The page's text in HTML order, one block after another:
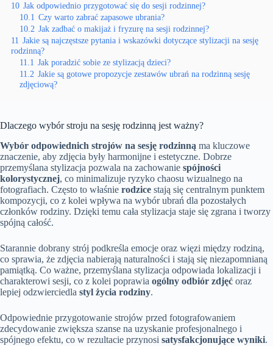
10 Jak odpowiednio przygotować się do sesji rodzinnej?
10.1 Czy warto zabrać zapasowe ubrania?
10.2 Jak zadbać o makijaż i fryzurę na sesji rodzinnej?
11 Jakie są najczęstsze pytania i wskazówki dotyczące stylizacji na sesję
rodzinną?
11.1 Jak poradzić sobie ze stylizacją dzieci?
11.2 Jakie są gotowe propozycje zestawów ubrań na rodzinną sesję
zdjęciową?
Dlaczego wybór stroju na sesję rodzinną jest ważny?
Wybór odpowiednich strojów na sesję rodzinną ma kluczowe
znaczenie, aby zdjęcia były harmonijne i estetyczne. Dobrze
przemyślana stylizacja pozwala na zachowanie spójności
kolorystycznej, co minimalizuje ryzyko chaosu wizualnego na
fotografiach. Często to właśnie rodzice stają się centralnym punktem
kompozycji, co z kolei wpływa na wybór ubrań dla pozostałych
członków rodziny. Dzięki temu cała stylizacja staje się zgrana i tworzy
spójną całość.
Starannie dobrany strój podkreśla emocje oraz więzi między rodziną,
co sprawia, że zdjęcia nabierają naturalności i stają się niezapomnianą
pamiątką. Co ważne, przemyślana stylizacja odpowiada lokalizacji i
charakterowi sesji, co z kolei poprawia ogólny odbiór zdjęć oraz
lepiej odzwierciedla styl życia rodziny.
Odpowiednie przygotowanie strojów przed fotografowaniem
zdecydowanie zwiększa szanse na uzyskanie profesjonalnego i
spójnego efektu, co w rezultacie przynosi satysfakcjonujące wyniki.